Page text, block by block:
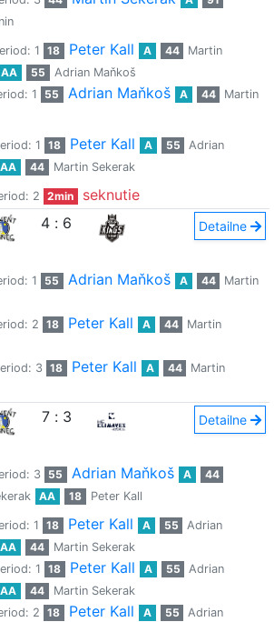
1 18 Peter Kall A 44
Martin
AA 55
Adrian Maňkoš
1 55 Adrian Maňkoš A 44
Martin
1 18 Peter Kall A 55
Adrian
AA 44 Martin Sekerak
2 2min
seknutie
4 : 6 Detailne
1 55 Adrian Maňkoš A 44
Martin
2 18 Peter Kall A 44
Martin
3 18 Peter Kall A 44
Martin
7 : 3 Detailne
3 55 Adrian Maňkoš A
44
AA 18 Peter Kall
1 18 Peter Kall A 55
Adrian
AA 44
Martin Sekerak
1 18 Peter Kall A 55
Adrian
AA 44
Martin Sekerak
2 18 Peter Kall A 55
Adrian